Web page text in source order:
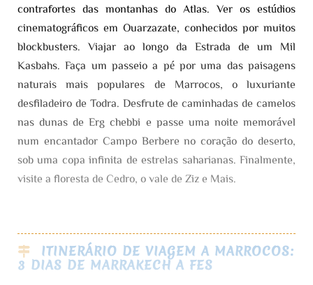
contrafortes das montanhas do Atlas. Ver os estúdios
cinematográficos em Ouarzazate, conhecidos por muitos
blockbusters. Viajar ao longo da Estrada de um Mil
Kasbahs. Faça um passeio a pé por uma das paisagens
naturais mais populares de Marrocos, o luxuriante
desfiladeiro de Todra. Desfrute de caminhadas de camelos
nas dunas de Erg chebbi e passe uma noite memorável
num encantador Campo Berbere no coração do deserto,
sob uma copa infinita de estrelas saharianas. Finalmente,
visite a floresta de Cedro, o vale de Ziz e Mais.
ITINERÁRIO DE VIAGEM A MARROCOS:
3 DIAS DE MARRAKECH A FES